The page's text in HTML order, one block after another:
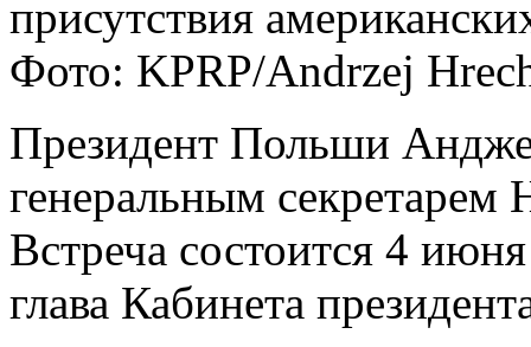
присутствия
Фото: KPRP/Andrzej
Президент Польши
генеральным
Встреча состоится 4
глава Кабинета